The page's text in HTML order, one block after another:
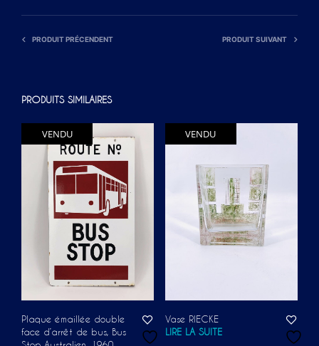
PRODUIT PRÉCENDENT PRODUIT SUIVANT
PRODUITS SIMILAIRES
VENDU
Plaque émaillée double
face d’arrêt de bus, Bus
VENDU
Vase RIECKE
LIRE LA SUITE